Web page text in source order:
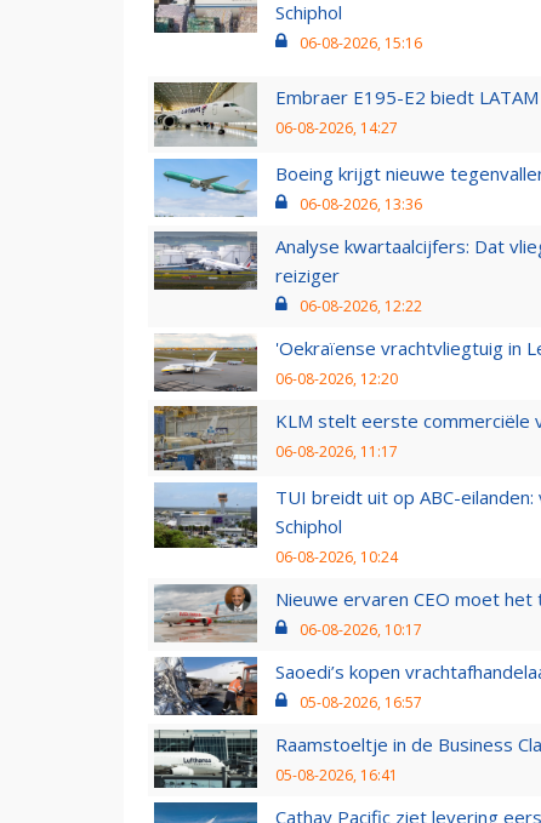
Schiphol
06-08-2026, 15:16
Embraer E195-E2 biedt
06-08-2026, 14:27
Boeing krijgt nieuwe
06-08-2026, 13:36
Analyse kwartaalcijfers: Dat
reiziger
06-08-2026, 12:22
'Oekraïense vrachtvliegtuig in
06-08-2026, 12:20
KLM stelt eerste commerciële
06-08-2026, 11:17
TUI breidt uit op ABC-
Schiphol
06-08-2026, 10:24
Nieuwe ervaren CEO moet
06-08-2026, 10:17
Saoedi’s kopen
05-08-2026, 16:57
Raamstoeltje in de Business
05-08-2026, 16:41
Cathay Pacific ziet levering